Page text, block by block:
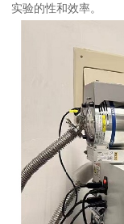
实验的性和效率。